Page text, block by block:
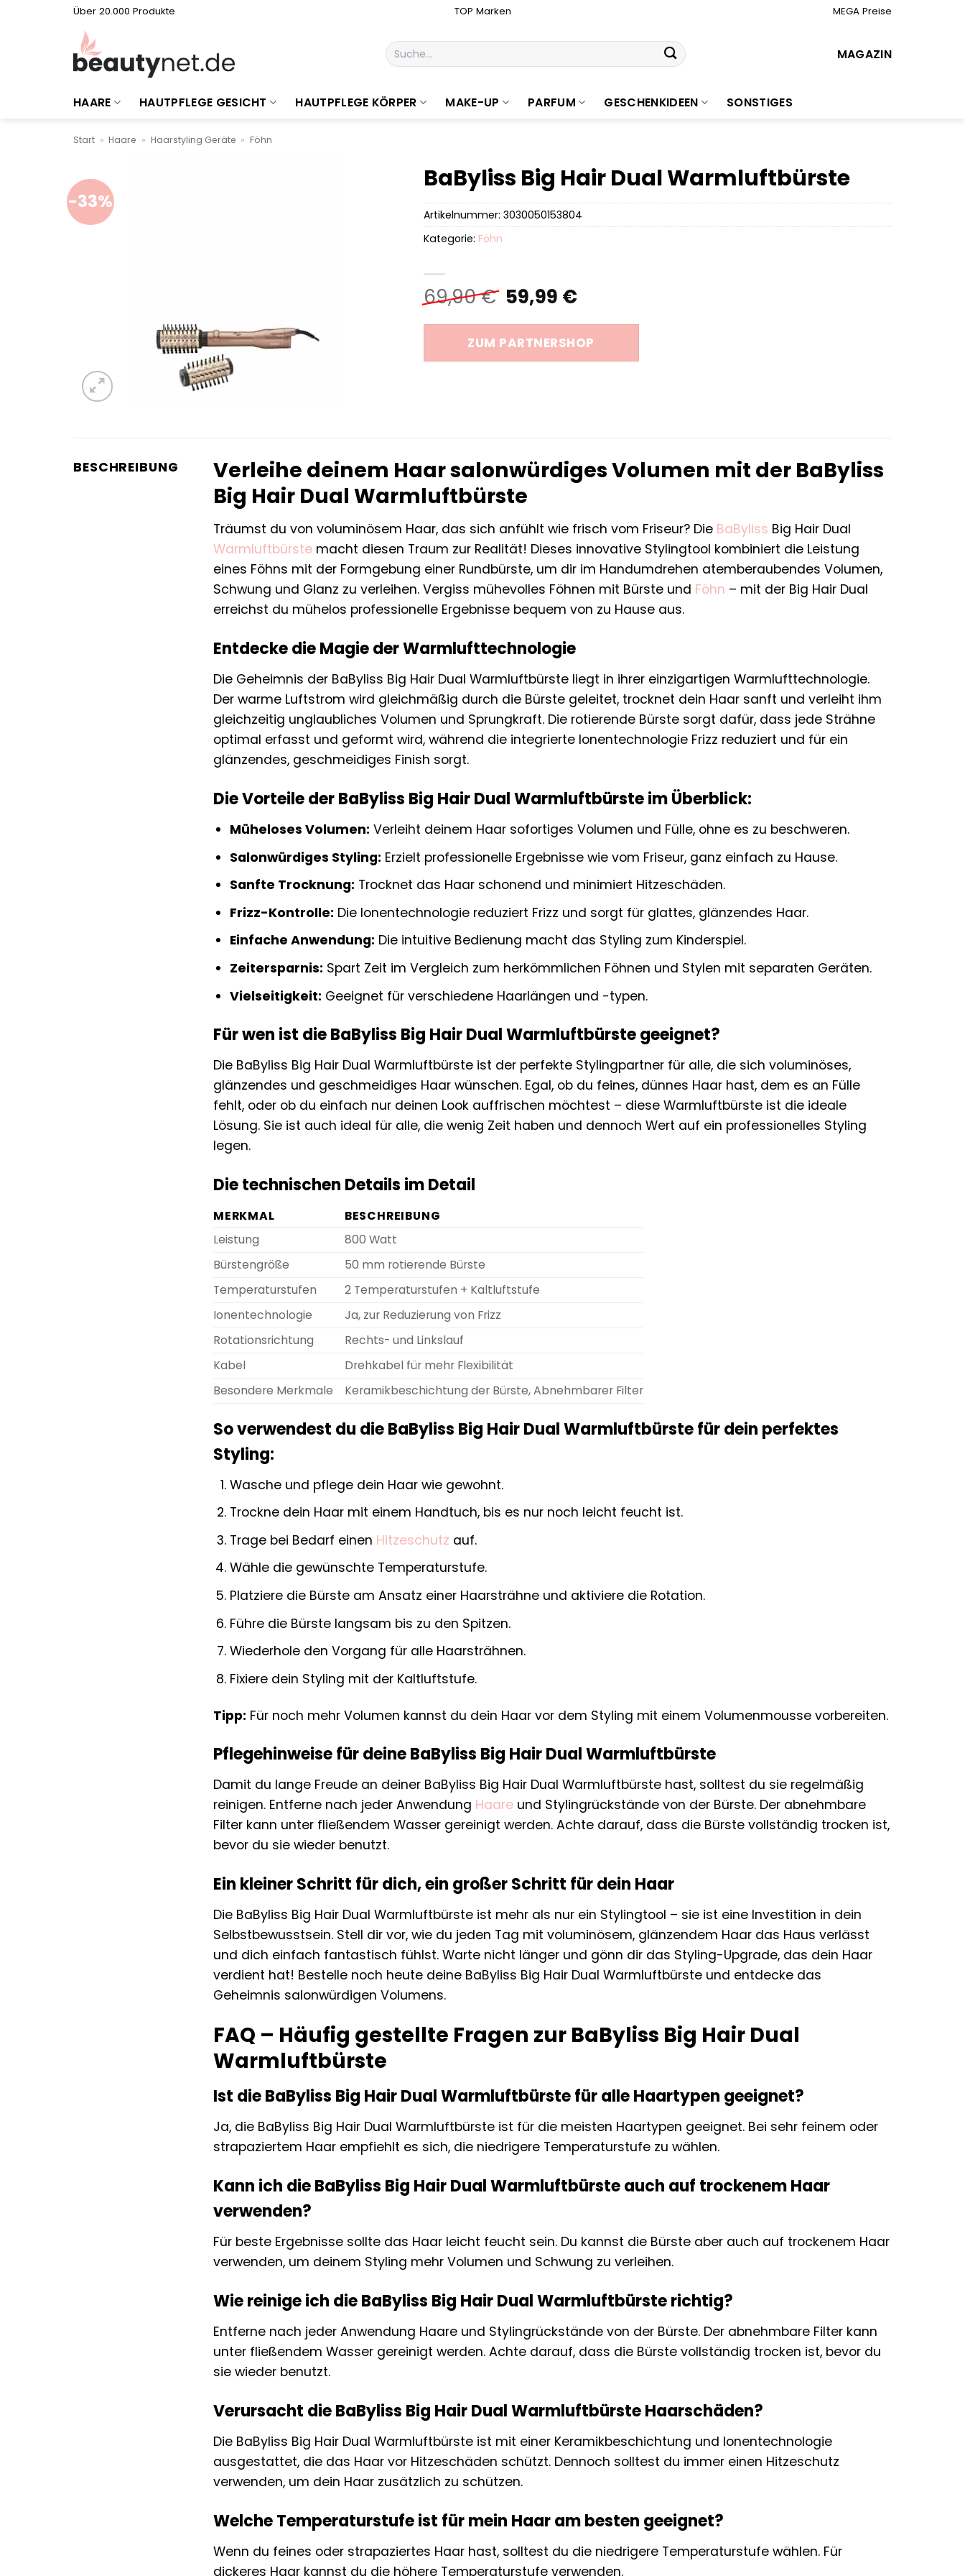
Über 20.000 Produkte TOP Marken MEGA Preise
Suchen
nach:
MAGAZIN
HAARE HAUTPFLEGE GESICHT HAUTPFLEGE KÖRPER MAKE-UP PARFUM GESCHENKIDEEN SONSTIGES
Start » Haare » Haarstyling Geräte » Föhn
-33%
BaByliss Big Hair Dual Warmluftbürste
69,90€ Ursprünglicher
Preis
war:
69,90 €
59,99 €Aktueller
ist:
59,99 €.
ZUM PARTNERSHOP
Artikelnummer: 3030050153804
Kategorie: Föhn
BESCHREIBUNG
Verleihe deinem Haar salonwürdiges Volumen mit der BaByliss
Big Hair Dual Warmluftbürste
Träumst du von voluminösem Haar, das sich anfühlt wie frisch vom Friseur? Die BaByliss Big Hair Dual
Warmluftbürste macht diesen Traum zur Realität! Dieses innovative Stylingtool kombiniert die Leistung
eines Föhns mit der Formgebung einer Rundbürste, um dir im Handumdrehen atemberaubendes Volumen,
Schwung und Glanz zu verleihen. Vergiss mühevolles Föhnen mit Bürste und Föhn – mit der Big Hair Dual
erreichst du mühelos professionelle Ergebnisse bequem von zu Hause aus.
Entdecke die Magie der Warmlufttechnologie
Die Geheimnis der BaByliss Big Hair Dual Warmluftbürste liegt in ihrer einzigartigen Warmlufttechnologie.
Der warme Luftstrom wird gleichmäßig durch die Bürste geleitet, trocknet dein Haar sanft und verleiht ihm
gleichzeitig unglaubliches Volumen und Sprungkraft. Die rotierende Bürste sorgt dafür, dass jede Strähne
optimal erfasst und geformt wird, während die integrierte Ionentechnologie Frizz reduziert und für ein
glänzendes, geschmeidiges Finish sorgt.
Die Vorteile der BaByliss Big Hair Dual Warmluftbürste im Überblick:
Müheloses Volumen: Verleiht deinem Haar sofortiges Volumen und Fülle, ohne es zu beschweren.
Salonwürdiges Styling: Erzielt professionelle Ergebnisse wie vom Friseur, ganz einfach zu Hause.
Sanfte Trocknung: Trocknet das Haar schonend und minimiert Hitzeschäden.
Frizz-Kontrolle: Die Ionentechnologie reduziert Frizz und sorgt für glattes, glänzendes Haar.
Einfache Anwendung: Die intuitive Bedienung macht das Styling zum Kinderspiel.
Zeitersparnis: Spart Zeit im Vergleich zum herkömmlichen Föhnen und Stylen mit separaten Geräten.
Vielseitigkeit: Geeignet für verschiedene Haarlängen und -typen.
Für wen ist die BaByliss Big Hair Dual Warmluftbürste geeignet?
Die BaByliss Big Hair Dual Warmluftbürste ist der perfekte Stylingpartner für alle, die sich voluminöses,
glänzendes und geschmeidiges Haar wünschen. Egal, ob du feines, dünnes Haar hast, dem es an Fülle
fehlt, oder ob du einfach nur deinen Look auffrischen möchtest – diese Warmluftbürste ist die ideale
Lösung. Sie ist auch ideal für alle, die wenig Zeit haben und dennoch Wert auf ein professionelles Styling
legen.
Die technischen Details im Detail
MERKMAL
BESCHREIBUNG
Leistung
800 Watt
Bürstengröße
50 mm rotierende Bürste
Temperaturstufen
2 Temperaturstufen + Kaltluftstufe
Ionentechnologie
Ja, zur Reduzierung von Frizz
Rotationsrichtung
Rechts- und Linkslauf
Kabel
Drehkabel für mehr Flexibilität
Besondere Merkmale
Keramikbeschichtung der Bürste, Abnehmbarer Filter
So verwendest du die BaByliss Big Hair Dual Warmluftbürste für dein perfektes
Styling:
Wasche und pflege dein Haar wie gewohnt.
Trockne dein Haar mit einem Handtuch, bis es nur noch leicht feucht ist.
Trage bei Bedarf einen Hitzeschutz auf.
Wähle die gewünschte Temperaturstufe.
Platziere die Bürste am Ansatz einer Haarsträhne und aktiviere die Rotation.
Führe die Bürste langsam bis zu den Spitzen.
Wiederhole den Vorgang für alle Haarsträhnen.
Fixiere dein Styling mit der Kaltluftstufe.
Tipp: Für noch mehr Volumen kannst du dein Haar vor dem Styling mit einem Volumenmousse vorbereiten.
Pflegehinweise für deine BaByliss Big Hair Dual Warmluftbürste
Damit du lange Freude an deiner BaByliss Big Hair Dual Warmluftbürste hast, solltest du sie regelmäßig
reinigen. Entferne nach jeder Anwendung Haare und Stylingrückstände von der Bürste. Der abnehmbare
Filter kann unter fließendem Wasser gereinigt werden. Achte darauf, dass die Bürste vollständig trocken ist,
bevor du sie wieder benutzt.
Ein kleiner Schritt für dich, ein großer Schritt für dein Haar
Die BaByliss Big Hair Dual Warmluftbürste ist mehr als nur ein Stylingtool – sie ist eine Investition in dein
Selbstbewusstsein. Stell dir vor, wie du jeden Tag mit voluminösem, glänzendem Haar das Haus verlässt
und dich einfach fantastisch fühlst. Warte nicht länger und gönn dir das Styling-Upgrade, das dein Haar
verdient hat! Bestelle noch heute deine BaByliss Big Hair Dual Warmluftbürste und entdecke das
Geheimnis salonwürdigen Volumens.
FAQ – Häufig gestellte Fragen zur BaByliss Big Hair Dual
Warmluftbürste
Ist die BaByliss Big Hair Dual Warmluftbürste für alle Haartypen geeignet?
Ja, die BaByliss Big Hair Dual Warmluftbürste ist für die meisten Haartypen geeignet. Bei sehr feinem oder
strapaziertem Haar empfiehlt es sich, die niedrigere Temperaturstufe zu wählen.
Kann ich die BaByliss Big Hair Dual Warmluftbürste auch auf trockenem Haar
verwenden?
Für beste Ergebnisse sollte das Haar leicht feucht sein. Du kannst die Bürste aber auch auf trockenem Haar
verwenden, um deinem Styling mehr Volumen und Schwung zu verleihen.
Wie reinige ich die BaByliss Big Hair Dual Warmluftbürste richtig?
Entferne nach jeder Anwendung Haare und Stylingrückstände von der Bürste. Der abnehmbare Filter kann
unter fließendem Wasser gereinigt werden. Achte darauf, dass die Bürste vollständig trocken ist, bevor du
sie wieder benutzt.
Verursacht die BaByliss Big Hair Dual Warmluftbürste Haarschäden?
Die BaByliss Big Hair Dual Warmluftbürste ist mit einer Keramikbeschichtung und Ionentechnologie
ausgestattet, die das Haar vor Hitzeschäden schützt. Dennoch solltest du immer einen Hitzeschutz
verwenden, um dein Haar zusätzlich zu schützen.
Welche Temperaturstufe ist für mein Haar am besten geeignet?
Wenn du feines oder strapaziertes Haar hast, solltest du die niedrigere Temperaturstufe wählen. Für
dickeres Haar kannst du die höhere Temperaturstufe verwenden.